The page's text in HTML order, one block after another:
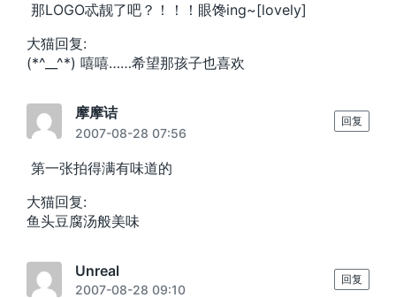
那LOGO忒靓了吧？！！！眼馋ing~[lovely]
大猫回复:
(*^__^*) 嘻嘻……希望那孩子也喜欢
摩摩诘
2007-08-28 07:56
第一张拍得满有味道的
大猫回复:
鱼头豆腐汤般美味
回复
Unreal
2007-08-28 09:10
回复